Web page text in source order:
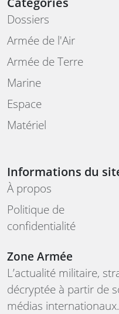
Dossiers
Armée de l'Air
Armée de Terre
Marine
Espace
Matériel
Informations du
À propos
Politique de
confidentialité
Zone Armée
L’actualité militaire,
décryptée à partir de
médias internationaux.